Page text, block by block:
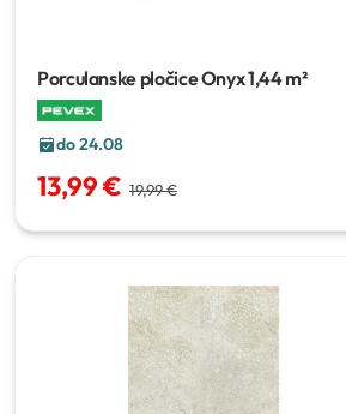
Porculanske pločice Onyx1,44 m²
do 24.08
13,99 € 19,99 €